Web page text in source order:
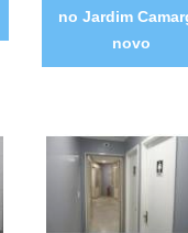
no Jardim
novo